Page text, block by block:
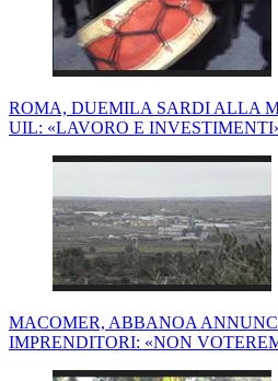
ROMA, DUEMILA SARDI ALLA
UIL: «LAVORO E
MACOMER, ABBANOA
IMPRENDITORI: «NON